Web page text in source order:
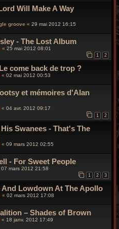
Will Make A Way
groove « 29 mai 2012 16:15
- The Lost Album
« 25 mai 2012 08:01
1 2
come back de trop ?
« 02 mai 2012 00:53
et mémoires d'Alan
« 04 avr. 2012 09:17
1 2
Swanees - That's The
« 09 mars 2012 02:55
- For Sweet People
07 mars 2012 21:58
1 2 3
And Lowdown At The Apollo
« 02 mars 2012 17:08
– Shades of Brown
« 18 janv. 2012 17:49